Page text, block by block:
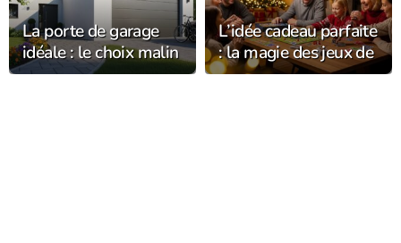
La porte de garage
idéale : le choix malin
pour votre habitat
L’idée cadeau parfaite
: la magie des jeux de
société à Noël 2025